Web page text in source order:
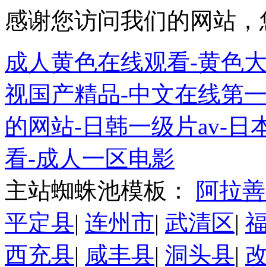
感谢您访问我们的网站
成人黄色在线观看-黄色
视国产精品-中文在线第
的网站-日韩一级片av-日
看-成人一区电影
主站蜘蛛池模板： 阿拉
平定县| 连州市| 武清区|
西充县| 咸丰县| 洞头县|